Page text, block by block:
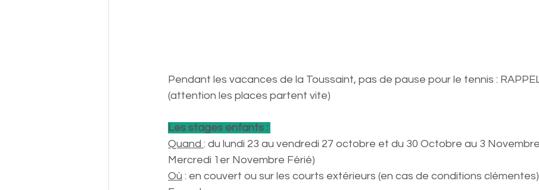
Pendant les vacances de la Toussaint, pas de pause pour le tennis :
(attention les places partent vite)
Les stages enfants :
Quand : du lundi 23 au vendredi 27 octobre et du 30 Octobre au 3
Mercredi 1er Novembre Férié)
Où : en couvert ou sur les courts extérieurs (en cas de conditions clémentes)